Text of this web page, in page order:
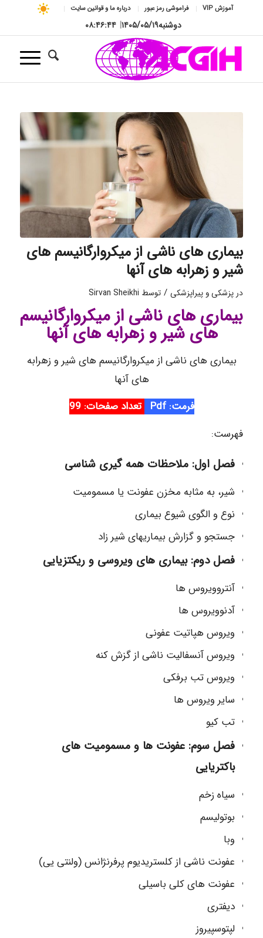
آموزش VIP فراموشی رمز عبور درباره ما و قوانین سایت
دوشنبه۱۴۰۵/۰۵/۱۹| ۰۸:۴۶:۴۵
بیماری های ناشی از میکروارگانیسم های
شیر و زهرابه های آنها
درپزشکی و پیراپزشکی / توسط Sirvan Sheikhi
بیماری های ناشی از میکروارگانیسم
های شیر و زهرابه های آنها
بیماری های ناشی از میکروارگانیسم های شیر و زهرابه
های آنها
فرمت: Pdf
تعداد صفحات: 99
فهرست:
فصل اول: ملاحظات همه گیری شناسی
شیر، به مثابه مخزن عفونت یا مسمومیت
نوع و الگوی شیوع بیماری
جستجو و گزارش بیماریهای شیر زاد
فصل دوم: بیماری های ویروسی و ریکتزیایی
آنتروویروس ها
آدنوویروس ها
ویروس هپاتیت عفونی
ویروس آنسفالیت ناشی از گزش کنه
ویروس تب برفکی
سایر ویروس ها
تب کیو
فصل سوم: عفونت ها و مسمومیت های
باکتریایی
سیاه زخم
بوتولیسم
وبا
عفونت ناشی از کلستریدیوم پرفرنژانس (ولنتی یی)
عفونت های کلی باسیلی
دیفتری
لپتوسپیروز